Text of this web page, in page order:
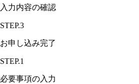
入力内容の確認
STEP.3
お申し込み完了
STEP.1
必要事項の入力